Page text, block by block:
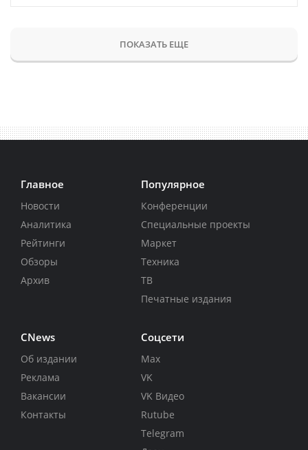
ПОКАЗАТЬ ЕЩЕ
Главное
Новости
Аналитика
Рейтинги
Обзоры
Архив
Популярное
Конференции
Специальные проекты
Маркет
Техника
ТВ
Печатные издания
CNews
Об издании
Реклама
Вакансии
Контакты
Соцсети
Max
VK
VK Видео
Rutube
Telegram